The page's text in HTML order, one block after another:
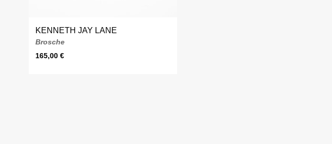
KENNETH JAY LANE
Brosche
165,00 €